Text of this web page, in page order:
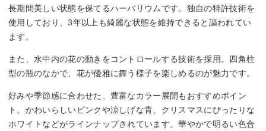
長期間美しい状態を保てるハーバリウムです。独自の特許技術を
使用しており、3年以上も綺麗な状態を維持できると謳われてい
ます。
また、水中内の花の動きをコントロールする技術を採用。四角柱
型の瓶のなかで、花が優雅に舞う様子を楽しめるのが魅力です。
好みや季節感に合わせた、豊富なカラー展開もおすすめポイン
ト。かわいらしいピンクや涼しげな青、クリスマスにぴったりな
ホワイトなどがラインナップされています。華やかで明るい色合